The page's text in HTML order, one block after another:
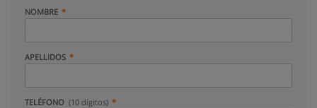
NOMBRE
APELLIDOS
TELÉFONO (10 dígitos)